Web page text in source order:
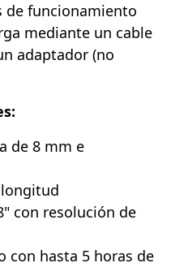
de funcionamiento
mediante un cable
adaptador (no
de 8 mm e
con resolución de
con hasta 5 horas de